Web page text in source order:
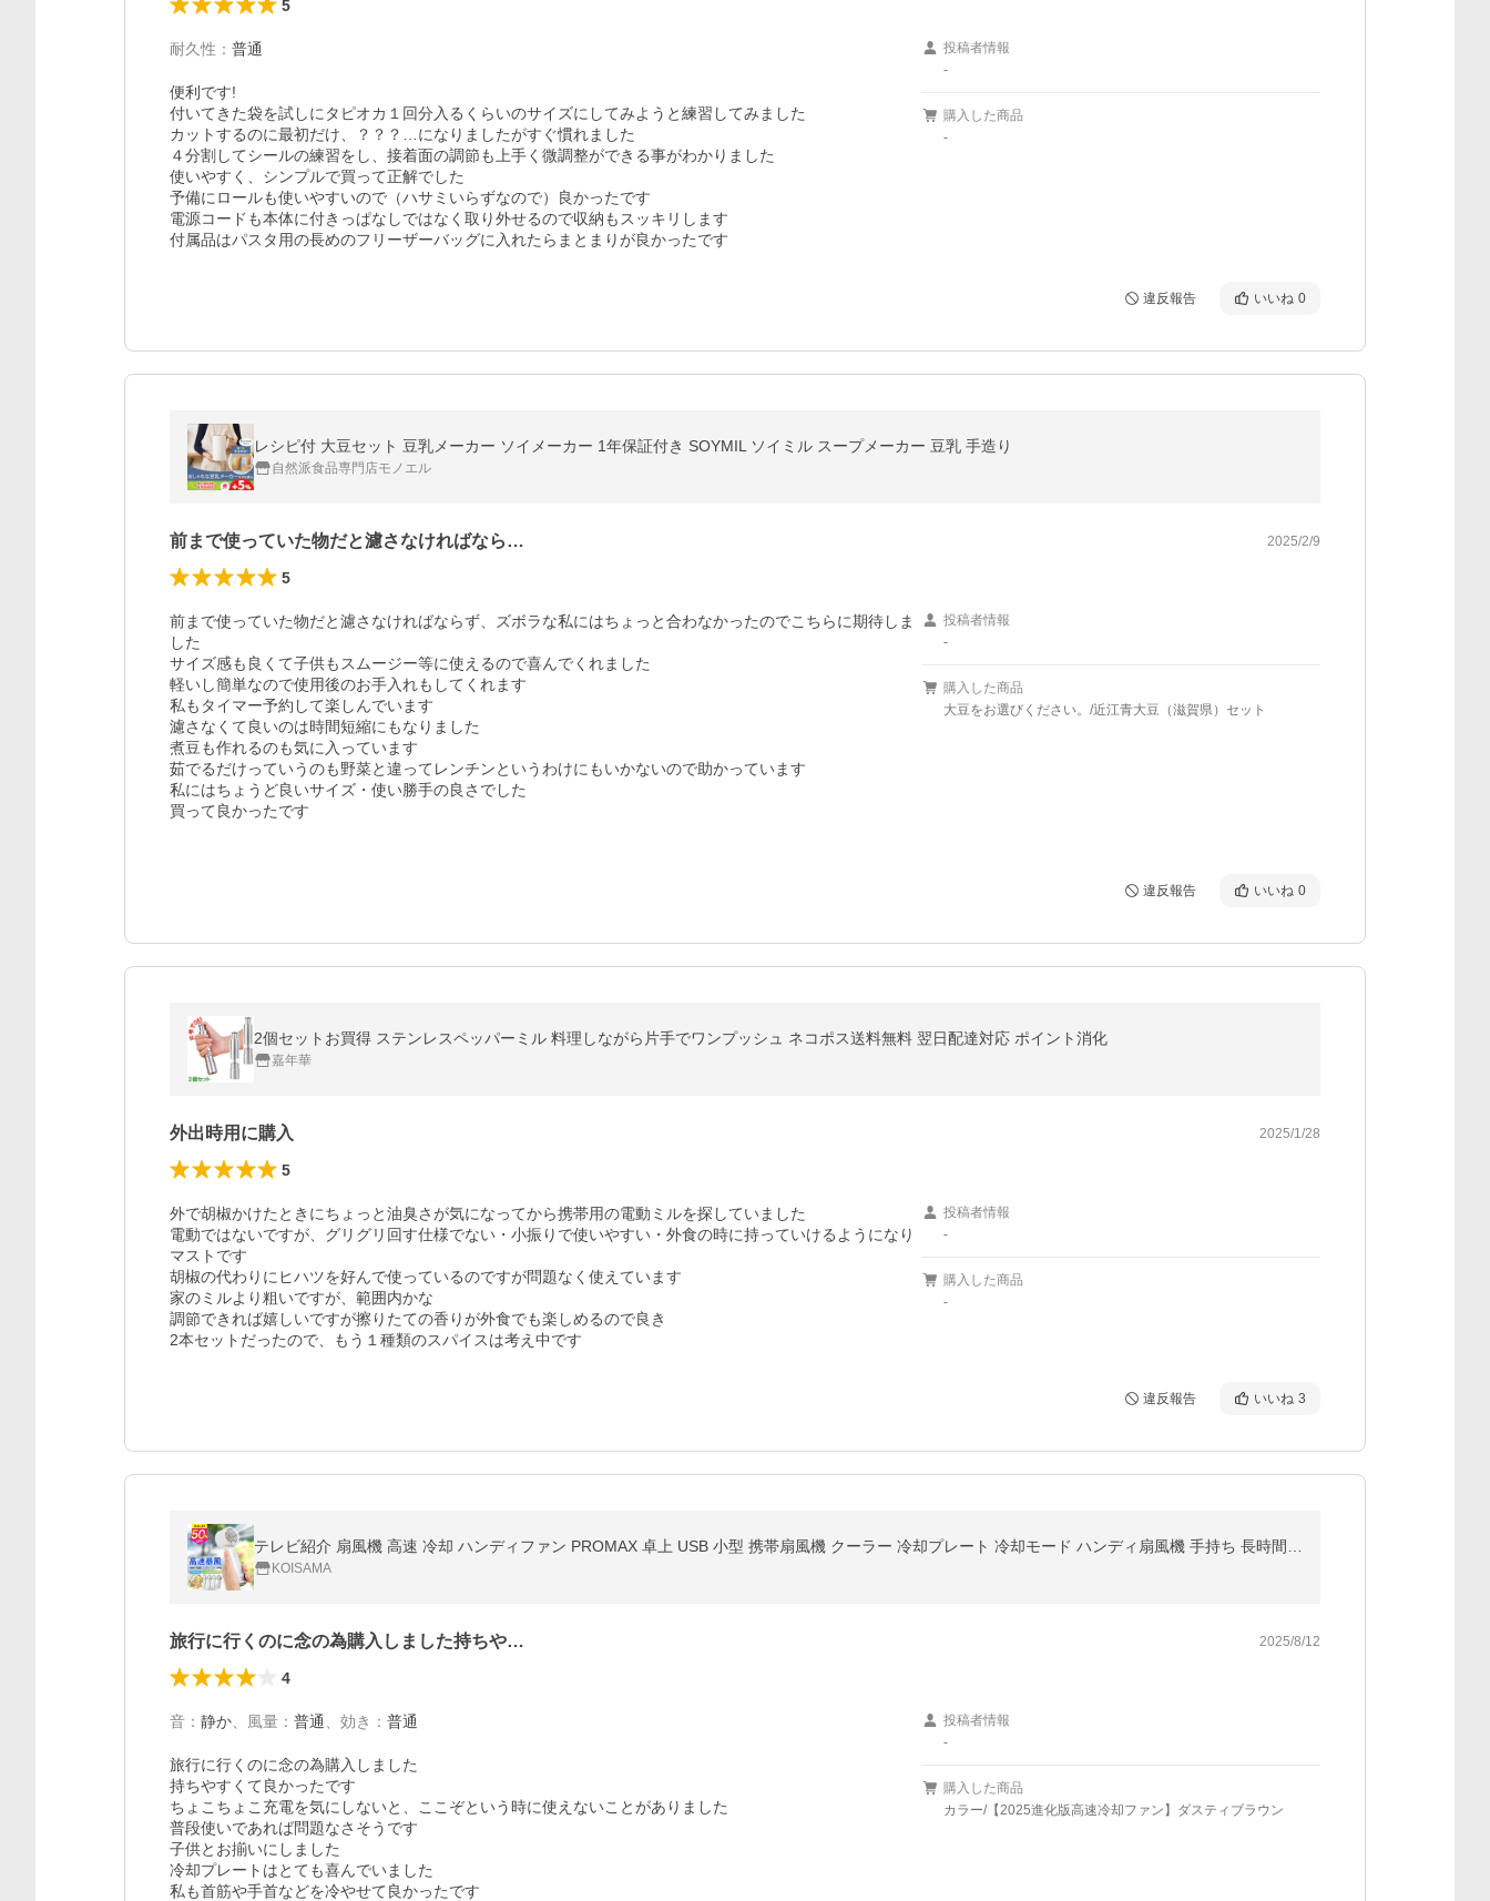
5
耐久性 ： 普通
便利です!
付いてきた袋を試しにタピオカ１回分入るくらいのサイズにしてみようと練習してみました
カットするのに最初だけ、？？？…になりましたがすぐ慣れました
４分割してシールの練習をし、接着面の調節も上手く微調整ができる事がわかりました
使いやすく、シンプルで買って正解でした
予備にロールも使いやすいので（ハサミいらずなので）良かったです
電源コードも本体に付きっぱなしではなく取り外せるので収納もスッキリします
付属品はパスタ用の長めのフリーザーバッグに入れたらまとまりが良かったです
投稿者情報
-
購入した商品
-
違反報告 いいね 0
レシピ付 大豆セット 豆乳メーカー ソイメーカー 1年保証付き SOYMIL ソイミル スープメーカー 豆乳 手造り
自然派食品専門店モノエル
前まで使っていた物だと濾さなければなら… 2025/2/9
5
前まで使っていた物だと濾さなければならず、ズボラな私にはちょっと合わなかったのでこちらに期待しま
した
サイズ感も良くて子供もスムージー等に使えるので喜んでくれました
軽いし簡単なので使用後のお手入れもしてくれます
私もタイマー予約して楽しんでいます
濾さなくて良いのは時間短縮にもなりました
煮豆も作れるのも気に入っています
茹でるだけっていうのも野菜と違ってレンチンというわけにもいかないので助かっています
私にはちょうど良いサイズ・使い勝手の良さでした
買って良かったです
投稿者情報
-
購入した商品
大豆をお選びください。/近江青大豆（滋賀県）セット
違反報告 いいね 0
2個セットお買得 ステンレスペッパーミル 料理しながら片手でワンプッシュ ネコポス送料無料 翌日配達対応 ポイント消化
嘉年華
外出時用に購入 2025/1/28
5
外で胡椒かけたときにちょっと油臭さが気になってから携帯用の電動ミルを探していました
電動ではないですが、グリグリ回す仕様でない・小振りで使いやすい・外食の時に持っていけるようになり
マストです
胡椒の代わりにヒハツを好んで使っているのですが問題なく使えています
家のミルより粗いですが、範囲内かな
調節できれば嬉しいですが擦りたての香りが外食でも楽しめるので良き
2本セットだったので、もう１種類のスパイスは考え中です
投稿者情報
-
購入した商品
-
違反報告 いいね 3
KOISAMA
旅行に行くのに念の為購入しました持ちや… 2025/8/12
4
音 ： 静か 風量 ： 普通 効き ： 普通
旅行に行くのに念の為購入しました
持ちやすくて良かったです
ちょこちょこ充電を気にしないと、ここぞという時に使えないことがありました
普段使いであれば問題なさそうです
子供とお揃いにしました
冷却プレートはとても喜んでいました
私も首筋や手首などを冷やせて良かったです
投稿者情報
-
購入した商品
カラー/【2025進化版高速冷却ファン】ダスティブラウン